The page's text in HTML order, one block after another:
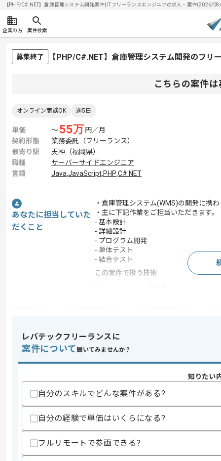
【PHP/C#.NET】倉庫管理システム開発案件| ITフリーランスエンジニアの求人・案件(2026/
企業の方 案件検索
募集終了 【PHP/C#.NET】倉庫管理システム開発のフリ
こちらの案件
オンライン商談OK 週5日
単価 〜55万 円／月
契約形態
業務委託（フリーランス）
最寄り駅
天神（福岡県）
職種
サーバーサイドエンジニア
言語
Java,JavaScript,PHP,C#.NET
あなたに担当していた
だくこと
・倉庫管理システム(WMS)の開発に携
・主に下記作業をご担当いただきます。
- 基本設計
- 詳細設計
- プログラム開発
- 単体テスト
- 結合テスト
この案件で扱う技術
スキル
求めるスキル
歓迎スキル
・下記を用いたAndroid開発経験
-JavaScript
スキルに不安がある方へ
レバテックフリーランスに
案件について 聞いてみませんか？
知りたい
自分のスキルでどんな案件がある?
自分の経験で単価はいくらになる?
フルリモートで参画できる?